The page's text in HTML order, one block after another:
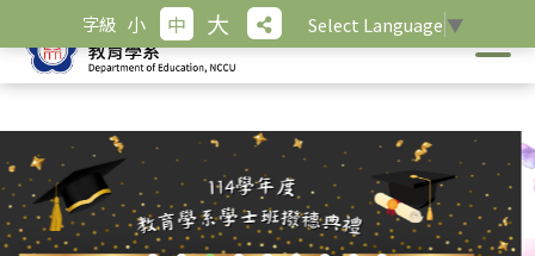
主
內
區
字級 小 中 大 Select Language ▼